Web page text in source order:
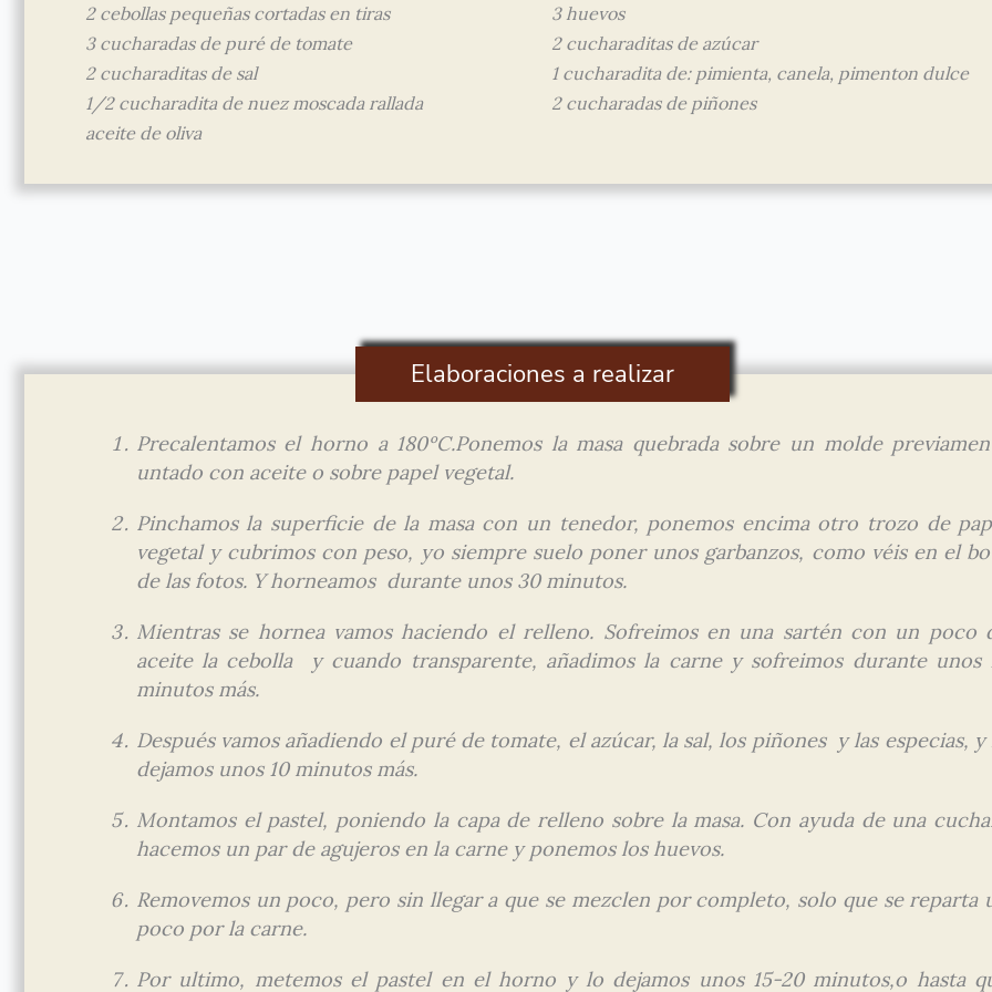
2 cebollas pequeñas cortadas en tiras
3 huevos
3 cucharadas de puré de tomate
2 cucharaditas de azúcar
2 cucharaditas de sal
1 cucharadita de: pimienta, canela, pimenton dulce
1/2 cucharadita de nuez moscada rallada
2 cucharadas de piñones
aceite de oliva
Elaboraciones a realizar
Precalentamos el horno a 180ºC.Ponemos la masa quebrada sobre un molde
untado con aceite o sobre papel vegetal.
Pinchamos la superficie de la masa con un tenedor, ponemos encima otro trozo de
vegetal y cubrimos con peso, yo siempre suelo poner unos garbanzos, como véis en el
de las fotos. Y horneamos durante unos 30 minutos.
Mientras se hornea vamos haciendo el relleno. Sofreimos en una sartén con un poco
aceite la cebolla y cuando transparente, añadimos la carne y sofreimos durante unos
minutos más.
Después vamos añadiendo el puré de tomate, el azúcar, la sal, los piñones y las especias, y
dejamos unos 10 minutos más.
Montamos el pastel, poniendo la capa de relleno sobre la masa. Con ayuda de una
hacemos un par de agujeros en la carne y ponemos los huevos.
Removemos un poco, pero sin llegar a que se mezclen por completo, solo que se reparta
poco por la carne.
Por ultimo, metemos el pastel en el horno y lo dejamos unos 15-20 minutos,o hasta